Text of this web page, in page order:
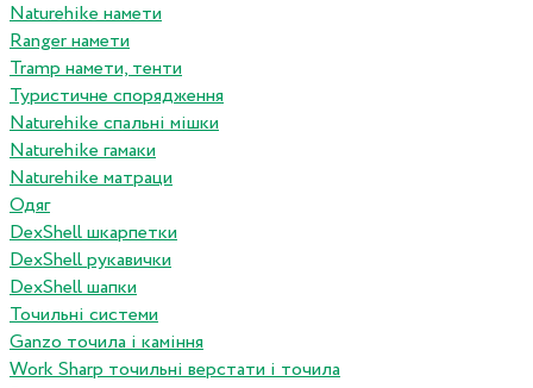
Naturehike намети
Ranger намети
Tramp намети, тенти
Туристичне спорядження
Naturehike спальні мішки
Naturehike гамаки
Naturehike матраци
Одяг
DexShell шкарпетки
DexShell рукавички
DexShell шапки
Точильні системи
Ganzo точила і каміння
Work Sharp точильні верстати і точила